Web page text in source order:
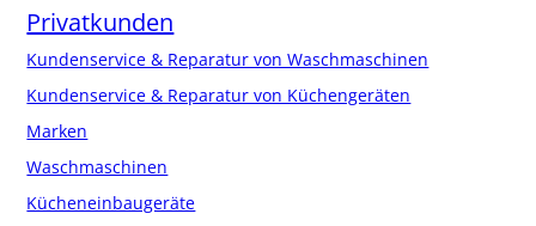
Privatkunden
Kundenservice & Reparatur von Waschmaschinen
Kundenservice & Reparatur von Küchengeräten
Marken
Waschmaschinen
Kücheneinbaugeräte